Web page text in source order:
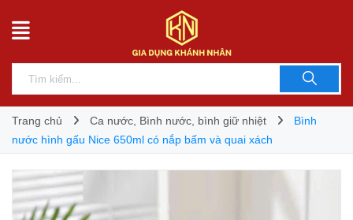
Trang chủ Ca nước, Bình nước, bình giữ nhiệt
Bình
nước hình gấu Nice 650ml có nắp bấm và quai xách